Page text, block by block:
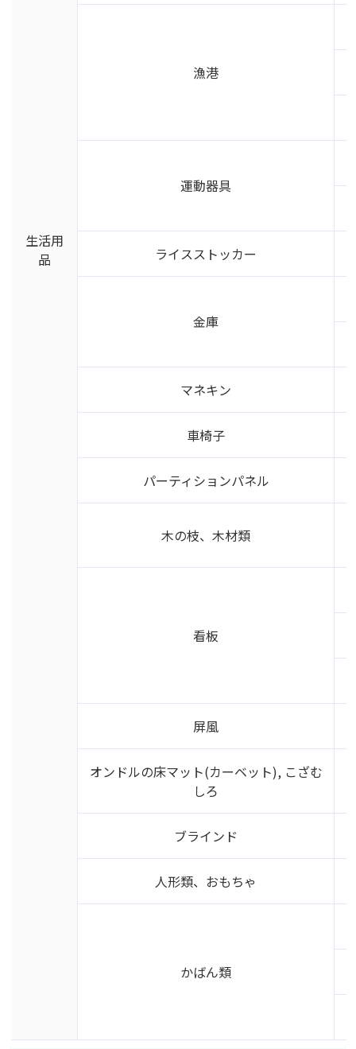
生活用
品
漁港
運動器具
ライスストッカー
金庫
マネキン
車椅子
パーティションパネル
木の枝、木材類
看板
屏風
オンドルの床マット(カーベット), こざむ
しろ
ブラインド
人形類、おもちゃ
かばん類